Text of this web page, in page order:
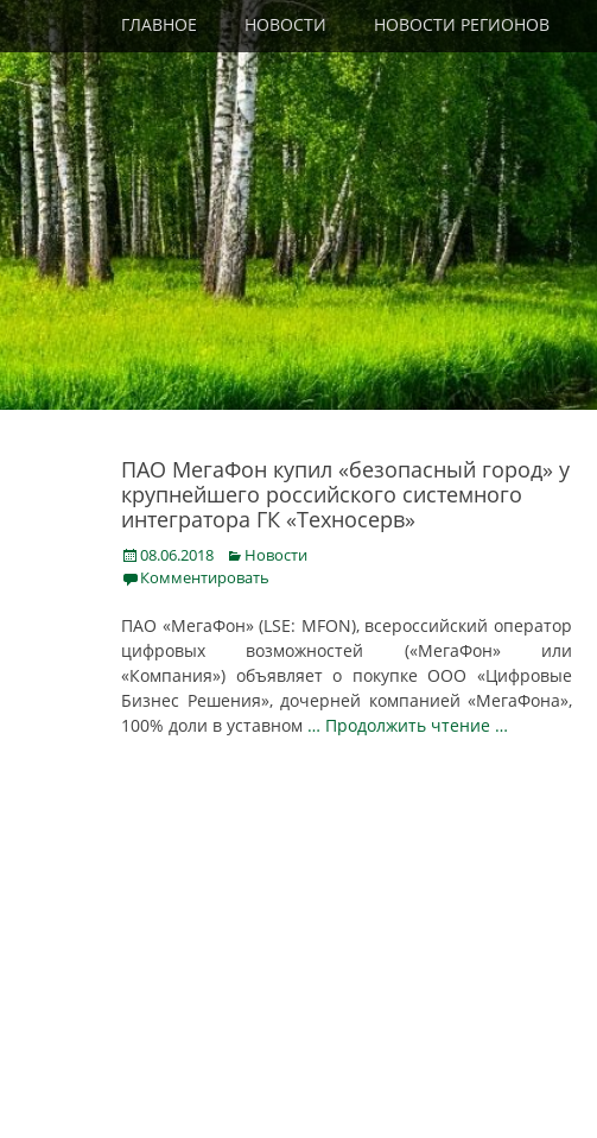
Skip
content
Primary Menu
ГЛАВНОЕ НОВОСТИ НОВОСТИ РЕГИОНОВ
ПАО МегаФон купил «безопасный город» у
крупнейшего российского системного
интегратора ГК «Техносерв»
Posted
on
08.06.2018 Categories
Новости
Комментировать
ПАО «МегаФон» (LSE: MFON), всероссийский оператор
цифровых возможностей («МегаФон» или
«Компания») объявляет о покупке ООО «Цифровые
Бизнес Решения», дочерней компанией «МегаФона»,
100% доли в уставном … Продолжить чтение …